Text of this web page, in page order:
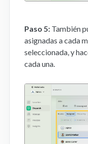
Paso 5: También
asignadas a cada
seleccionada, y
cada una.